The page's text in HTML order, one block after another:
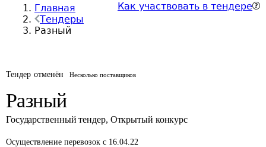
Главная
Тендеры
Разный
Как участвовать в тендере
Тендер отменён Несколько поставщиков
Разный
Государственный тендер, Открытый конкурс
Осуществление перевозок с 16.04.22